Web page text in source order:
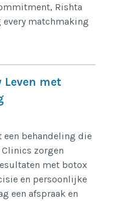
Rishta
matchmaking
Leven met
behandeling die
zorgen
met botox
en persoonlijke
een afspraak en